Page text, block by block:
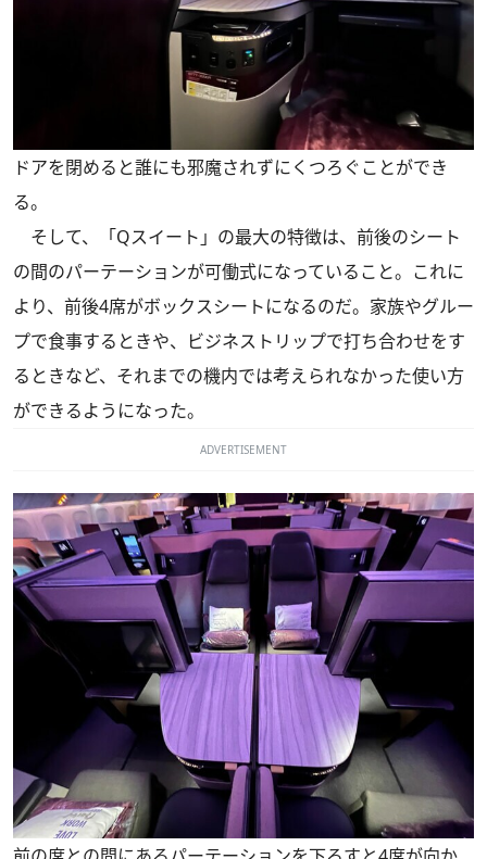
ドアを閉めると誰にも邪魔されずにくつろぐことができ
る。
そして、「Qスイート」の最大の特徴は、前後のシート
の間のパーテーションが可働式になっていること。これに
より、前後4席がボックスシートになるのだ。家族やグルー
プで食事するときや、ビジネストリップで打ち合わせをす
るときなど、それまでの機内では考えられなかった使い方
ができるようになった。
ADVERTISEMENT